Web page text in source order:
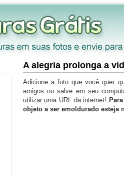
A alegria prolonga a
Adicione a foto que você quer
amigos ou salve em seu
utilizar uma URL da internet!
objeto a ser emoldurado esteja